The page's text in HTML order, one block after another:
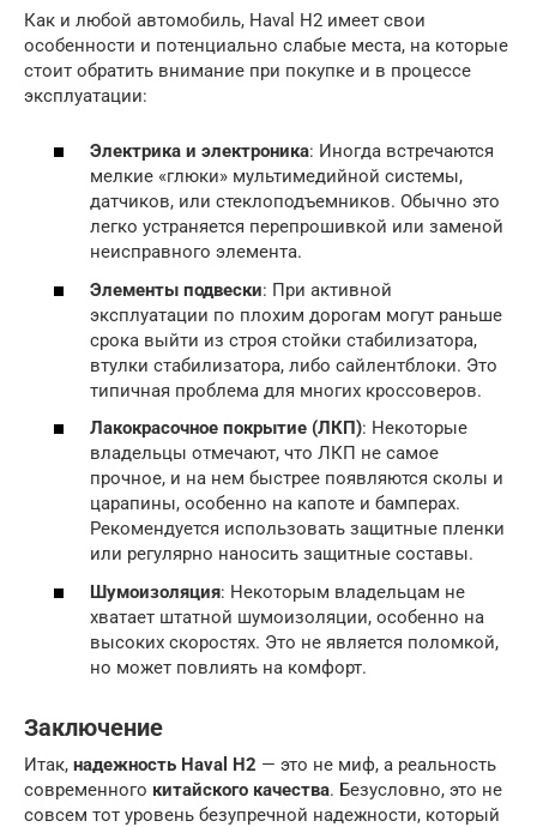
Как и любой автомобиль, Haval H2 имеет свои
особенности и потенциально слабые места, на которые
стоит обратить внимание при покупке и в процессе
эксплуатации:
Электрика и электроника: Иногда встречаются
мелкие «глюки» мультимедийной системы,
датчиков, или стеклоподъемников. Обычно это
легко устраняется перепрошивкой или заменой
неисправного элемента.
Элементы подвески: При активной
эксплуатации по плохим дорогам могут раньше
срока выйти из строя стойки стабилизатора,
втулки стабилизатора, либо сайлентблоки. Это
типичная проблема для многих кроссоверов.
Лакокрасочное покрытие (ЛКП): Некоторые
владельцы отмечают, что ЛКП не самое
прочное, и на нем быстрее появляются сколы и
царапины, особенно на капоте и бамперах.
Рекомендуется использовать защитные пленки
или регулярно наносить защитные составы.
Шумоизоляция: Некоторым владельцам не
хватает штатной шумоизоляции, особенно на
высоких скоростях. Это не является поломкой,
но может повлиять на комфорт.
Заключение
Итак, надежность Haval H2 — это не миф, а реальность
современного китайского качества. Безусловно, это не
совсем тот уровень безупречной надежности, который